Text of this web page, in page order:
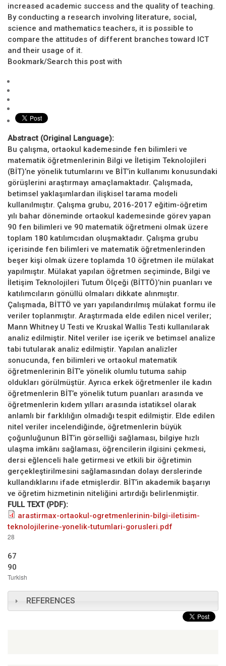
increased academic success and the quality of teaching.
By conducting a research involving literature, social,
science and mathematics teachers, it is possible to
compare the attitudes of different branches toward ICT
and their usage of it.
Bookmark/Search this post with
Abstract (Original Language):
Bu çalışma, ortaokul kademesinde fen bilimleri ve
matematik öğretmenlerinin Bilgi ve İletişim Teknolojileri
(BİT)’ne yönelik tutumlarını ve BİT’in kullanımı konusundaki
görüşlerini araştırmayı amaçlamaktadır. Çalışmada,
betimsel yaklaşımlardan ilişkisel tarama modeli
kullanılmıştır. Çalışma grubu, 2016-2017 eğitim-öğretim
yılı bahar döneminde ortaokul kademesinde görev yapan
90 fen bilimleri ve 90 matematik öğretmeni olmak üzere
toplam 180 katılımcıdan oluşmaktadır. Çalışma grubu
içerisinde fen bilimleri ve matematik öğretmenlerinden
beşer kişi olmak üzere toplamda 10 öğretmen ile mülakat
yapılmıştır. Mülakat yapılan öğretmen seçiminde, Bilgi ve
İletişim Teknolojileri Tutum Ölçeği (BİTTÖ)’nin puanları ve
katılımcıların gönüllü olmaları dikkate alınmıştır.
Çalışmada, BİTTÖ ve yarı yapılandırılmış mülakat formu ile
veriler toplanmıştır. Araştırmada elde edilen nicel veriler;
Mann Whitney U Testi ve Kruskal Wallis Testi kullanılarak
analiz edilmiştir. Nitel veriler ise içerik ve betimsel analize
tabi tutularak analiz edilmiştir. Yapılan analizler
sonucunda, fen bilimleri ve ortaokul matematik
öğretmenlerinin BİT’e yönelik olumlu tutuma sahip
oldukları görülmüştür. Ayrıca erkek öğretmenler ile kadın
öğretmenlerin BİT’e yönelik tutum puanları arasında ve
öğretmenlerin kıdem yılları arasında istatiksel olarak
anlamlı bir farklılığın olmadığı tespit edilmiştir. Elde edilen
nitel veriler incelendiğinde, öğretmenlerin büyük
çoğunluğunun BİT’in görselliği sağlaması, bilgiye hızlı
ulaşma imkânı sağlaması, öğrencilerin ilgisini çekmesi,
dersi eğlenceli hale getirmesi ve etkili bir öğretimin
gerçekleştirilmesini sağlamasından dolayı derslerinde
kullandıklarını ifade etmişlerdir. BİT’in akademik başarıyı
ve öğretim hizmetinin niteliğini artırdığı belirlenmiştir.
FULL TEXT (PDF):
arastirmax-ortaokul-ogretmenlerinin-bilgi-iletisim-
teknolojilerine-yonelik-tutumlari-gorusleri.pdf
28
67
90
Turkish
REFERENCES